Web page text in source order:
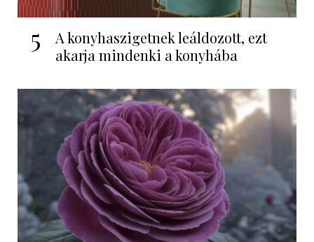
5
A konyhaszigetnek leáldozott, ezt
akarja mindenki a konyhába